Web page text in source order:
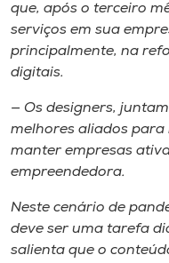
que, após o terceiro
serviços em sua
principalmente, na
digitais.
— Os designers,
melhores aliados para
manter empresas
empreendedora.
Neste cenário de
deve ser uma tarefa
salienta que o